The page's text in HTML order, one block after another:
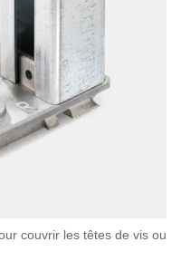
couvrir les têtes de vis ou